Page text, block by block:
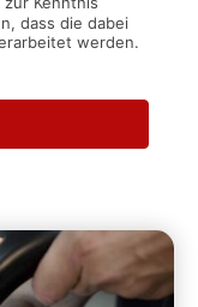
dass die dabei
werden.